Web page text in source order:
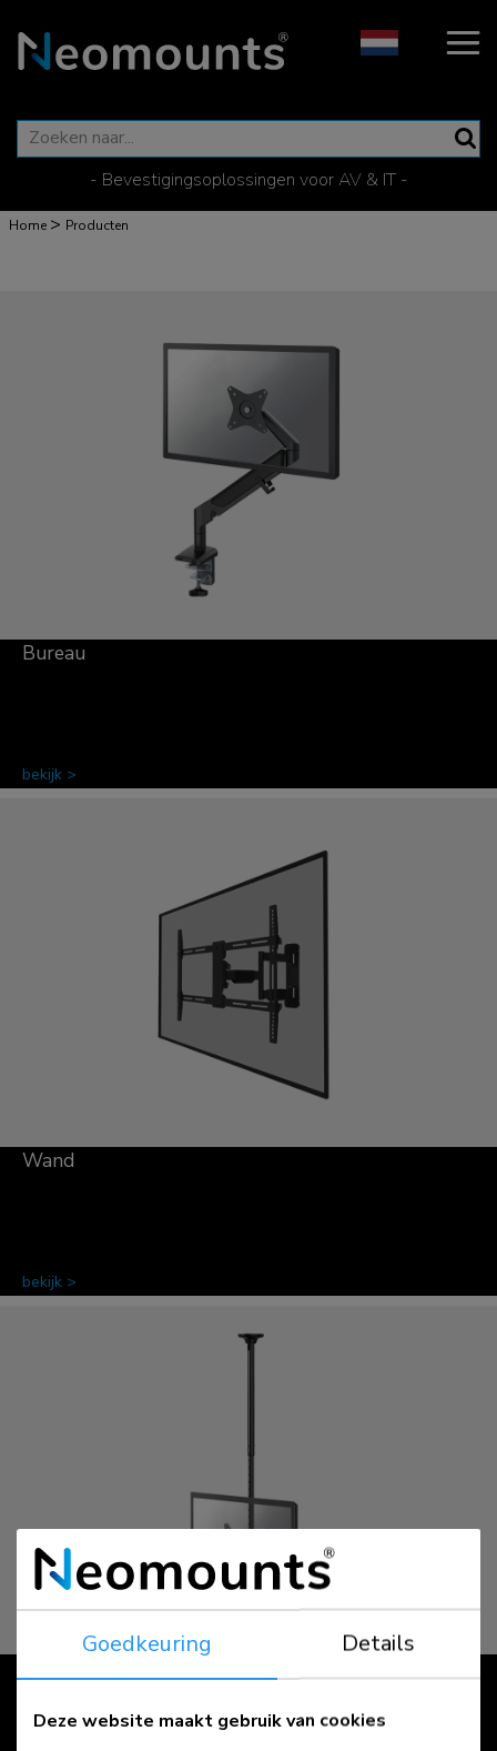
- Bevestigingsoplossingen voor AV & IT -
Home > Producten
Bureau
bekijk >
Wand
bekijk >
Goedkeuring Details
Deze website maakt gebruik van cookies